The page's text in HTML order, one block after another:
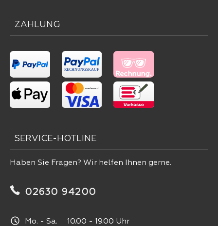
ZAHLUNG
SERVICE-HOTLINE
Haben Sie Fragen? Wir helfen Ihnen gerne.
02630 94200
Mo. - Sa. 10.00 - 19.00 Uhr